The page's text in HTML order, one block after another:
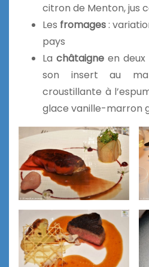
citron de Menton, jus
Les fromages:
pays
La châtaigne en
son insert au
croustillante à
glace vanille-marron